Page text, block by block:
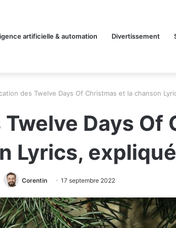
artificielle & automation Divertissement
des Twelve Days Of Christmas et la chanson
Days Of
Lyrics,
Corentin 17 septembre 2022